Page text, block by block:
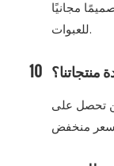
مجانيًا
للعبوات.
10
تحصل على